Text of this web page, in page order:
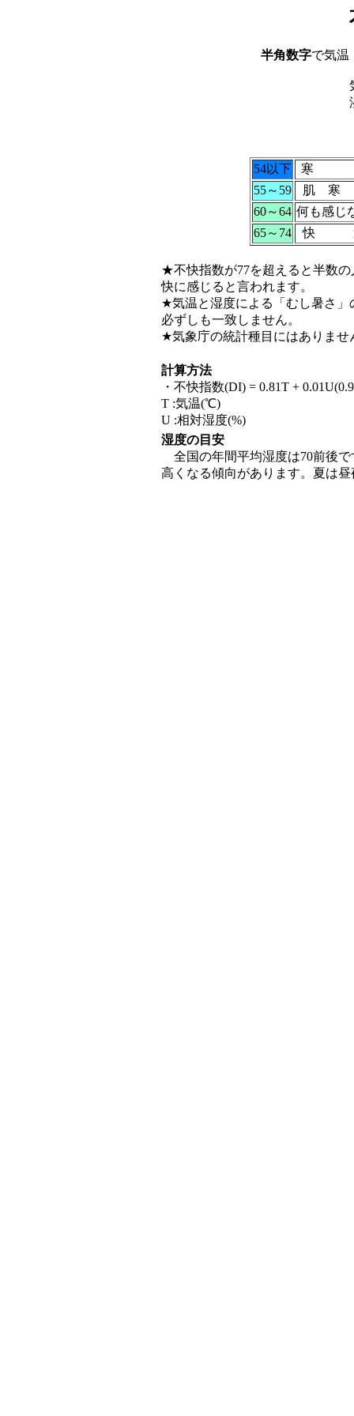
半角数字で気温
54以下
寒
55～59
肌 寒
60～64 何も感じ
65～74
快
★不快指数が77を超えると半数の
快に感じると言われます。
★気温と湿度による「むし暑さ」
必ずしも一致しません。
★気象庁の統計種目にはありませ
計算方法
・不快指数(DI) = 0.81T +
T :気温(℃)
U :相対湿度(%)
湿度の目安
全国の年間平均湿度は70前後
高くなる傾向があります。夏は